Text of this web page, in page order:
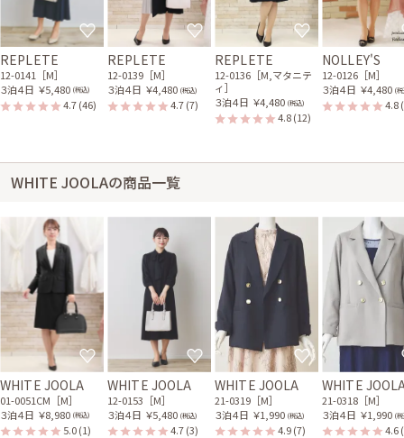
REPLETE
12-0141［M］
３泊４日 ￥5,480 (税込)
4.7(46)
REPLETE
12-0139［M］
３泊４日 ￥4,480 (税込)
4.7(7)
REPLETE
12-0136［M,マタニテ
ィ］
３泊４日 ￥4,480 (税込)
4.8(12)
NOLLEY'S
12-0126［M］
３泊４日 ￥4,480 (
4.8
WHITE JOOLAの商品一覧
WHITE JOOLA
01-0051CM［M］
３泊４日 ￥8,980 (税込)
5.0(1)
WHITE JOOLA
12-0153［M］
３泊４日 ￥5,480 (税込)
4.7(3)
WHITE JOOLA
21-0319［M］
３泊４日 ￥1,990 (税込)
4.9(7)
WHITE
21-0318［M］
３泊４日 ￥1,990 (
4.6